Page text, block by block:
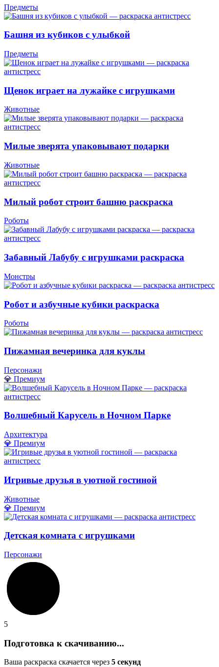
Предметы
Башня из кубиков с улыбкой
Предметы
Щенок играет на лужайке с игрушками
Животные
Милые зверята упаковывают подарки
Животные
Милый робот строит башню раскраска
Роботы
Забавный Лабубу с игрушками раскраска
Монстры
Робот и азбучные кубики раскраска
Роботы
Пижамная вечеринка для куклы
Персонажи
💎 Премиум
Волшебный Карусель в Ночном Парке
Архитектура
💎 Премиум
Игривые друзья в уютной гостиной
Животные
💎 Премиум
Детская комната с игрушками
Персонажи
5
Подготовка к скачиванию...
Ваша раскраска скачается через 5 секунд